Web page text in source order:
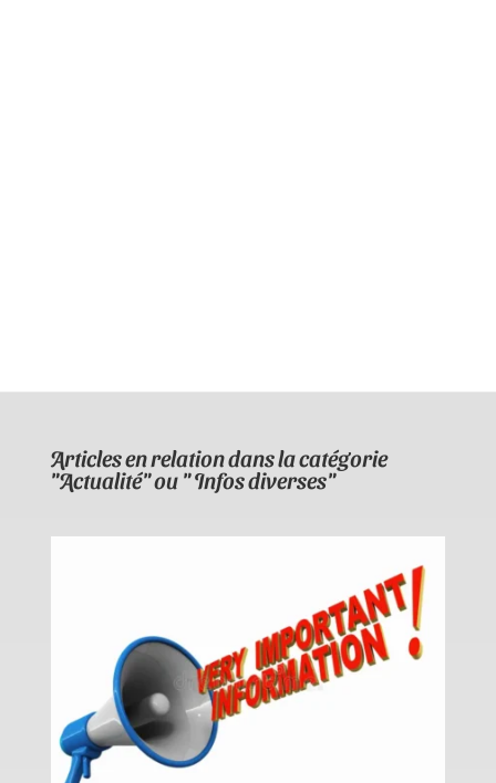
Articles en relation dans la catégorie
"Actualité" ou " Infos diverses"